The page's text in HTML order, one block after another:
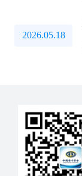
2026.05.18